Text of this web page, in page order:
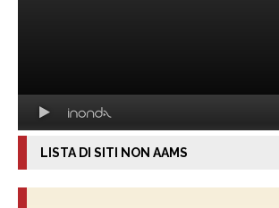
LISTA DI SITI NON AAMS